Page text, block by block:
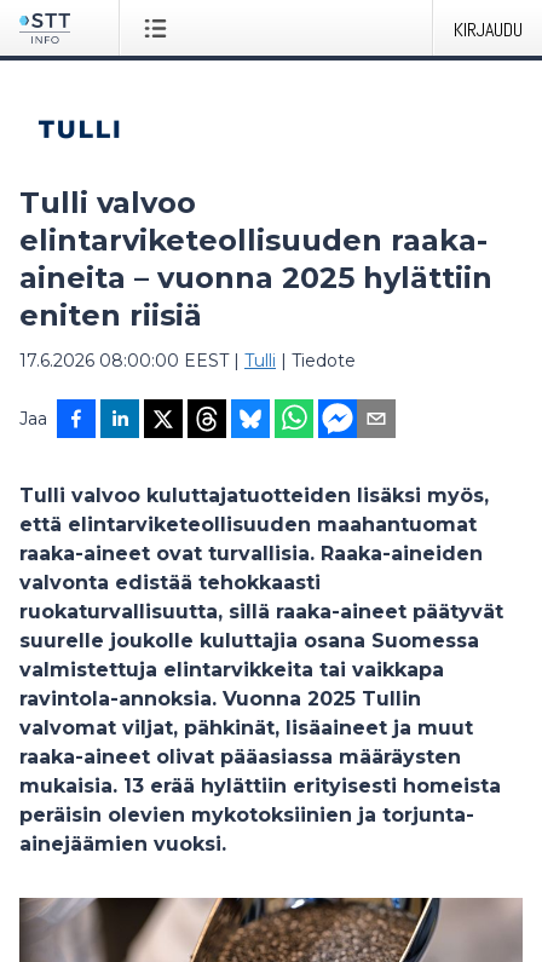
KIRJAUDU
Tulli valvoo
elintarviketeollisuuden raaka-
aineita – vuonna 2025 hylättiin
eniten riisiä
17.6.2026 08:00:00 EEST| Tulli | Tiedote
Jaa
Tulli valvoo kuluttajatuotteiden lisäksi myös,
että elintarviketeollisuuden maahantuomat
raaka-aineet ovat turvallisia. Raaka-aineiden
valvonta edistää tehokkaasti
ruokaturvallisuutta, sillä raaka-aineet päätyvät
suurelle joukolle kuluttajia osana Suomessa
valmistettuja elintarvikkeita tai vaikkapa
ravintola-annoksia. Vuonna 2025 Tullin
valvomat viljat, pähkinät, lisäaineet ja muut
raaka-aineet olivat pääasiassa määräysten
mukaisia. 13 erää hylättiin erityisesti homeista
peräisin olevien mykotoksiinien ja torjunta-
ainejäämien vuoksi.